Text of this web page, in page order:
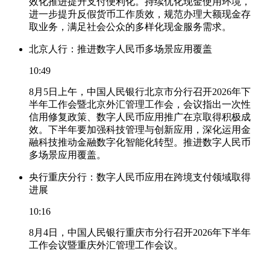
进一步提升反假货币工作质效，规范办理大额现金存
取业务，满足社会公众的多样化现金服务需求。
北京人行：推进数字人民币多场景应用覆盖
10:49
8月5日上午，中国人民银行北京市分行召开2026年下
半年工作会暨北京外汇管理工作会，会议指出一次性
信用修复政策、数字人民币应用推广在京取得积极成
效。下半年要加强科技管理与创新应用，深化运用金
融科技推动金融数字化智能化转型。推进数字人民币
多场景应用覆盖。
央行重庆分行：数字人民币应用在跨境支付领域取得
进展
10:16
8月4日，中国人民银行重庆市分行召开2026年下半年
工作会议暨重庆外汇管理工作会议。